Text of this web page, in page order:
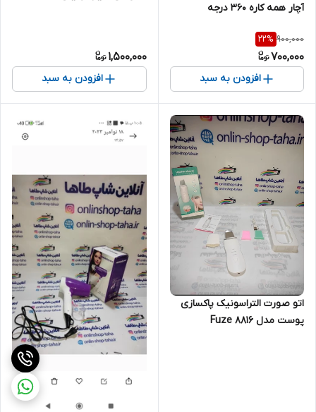
آچار همه کاره ۳۶۰ درجه
900,000
22%
700,000
افزودن به سبد
1,500,000
افزودن به سبد
اتو صورت التراسونیک پاکسازی
پوست مدل Fuze 8816